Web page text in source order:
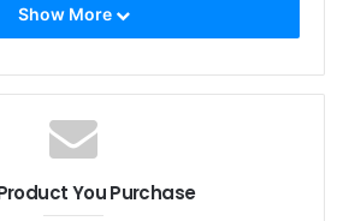
ファイバー結合レーザー
ァイバー結合設計により、柔軟な光
トな構造、優れた放熱性能、信頼性
ディスプレイ、バイオメディカル研
Show More
You Purchase